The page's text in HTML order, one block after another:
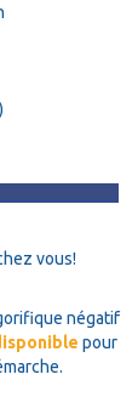
vous!
négatif
pour